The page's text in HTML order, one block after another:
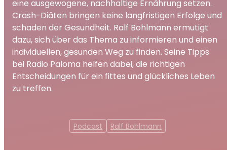
eine ausgewogene, nachhaltige Ernährung setzen.
Crash-Diäten bringen keine langfristigen Erfolge und
schaden der Gesundheit. Ralf Bohlmann ermutigt
dazu, sich über das Thema zu informieren und einen
individuellen, gesunden Weg zu finden. Seine Tipps
bei Radio Paloma helfen dabei, die richtigen
Entscheidungen für ein fittes und glückliches Leben
zu treffen.
Podcast Ralf Bohlmann